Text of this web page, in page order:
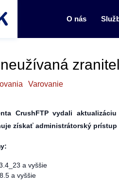
O nás
Varovanie
CrushFTP vydali
získať administrátorský prístup
a vyššie
a vyššie